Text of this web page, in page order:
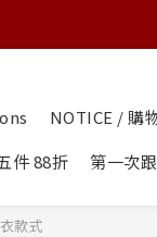
NOTICE / 購
件 88折
第一次
款式